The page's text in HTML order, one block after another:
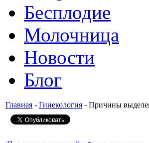
Бесплодие
Молочница
Новости
Блог
Главная - Гинекология - Причины